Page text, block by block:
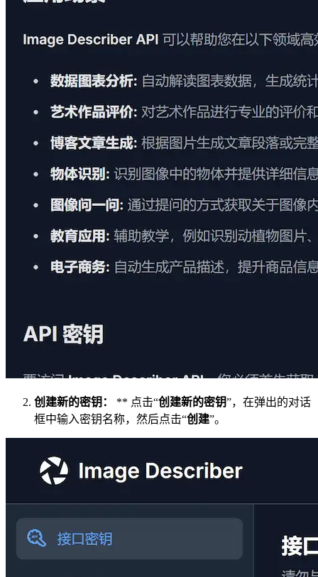
创建新的密钥： ** 点击“创建新的密钥”，在弹出的对话
框中输入密钥名称，然后点击“创建”。